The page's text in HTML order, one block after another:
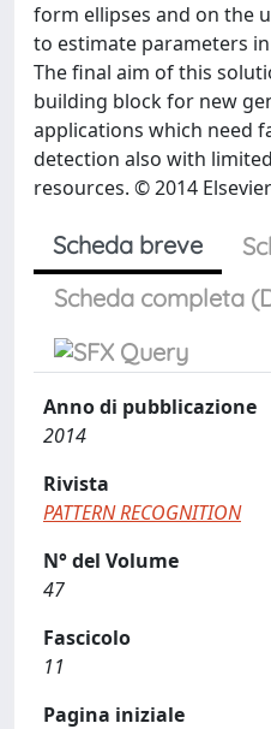
form ellipses and on the
to estimate parameters
The final aim of this
building block for new
applications which need
detection also with
resources. © 2014
Scheda breve
Scheda completa
Anno di pubblicazione
2014
Rivista
PATTERN RECOGNITION
N° del Volume
47
Fascicolo
11
Pagina iniziale